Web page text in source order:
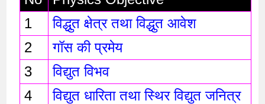
1
विद्धुत क्षेत्र तथा विद्धुत आवेश
2
गॉस की प्रमेय
3
विद्युत विभव
4
विद्युत धारिता तथा स्थिर विद्युत जनित्र